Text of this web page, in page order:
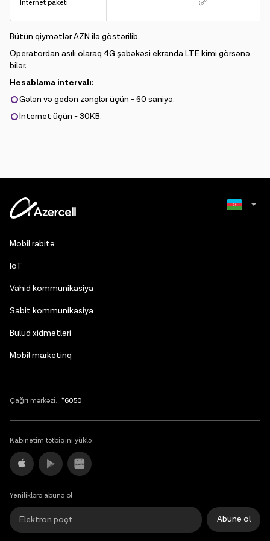
İnternet paketi ✅
Bütün qiymətlər AZN ilə göstərilib.
Operatordan asılı olaraq 4G şəbəkəsi ekranda LTE kimi görsənə
bilər.
Hesablama intervalı:
Gələn və gedən zənglər üçün - 60 saniyə.
İnternet üçün - 30KB.
Mobil rabitə
IoT
Vahid kommunikasiya
Sabit kommunikasiya
Bulud xidmətləri
Mobil marketinq
Çağrı mərkəzi: *6050
Kabinetim tətbiqini yüklə
Yeniliklərə abunə ol
Abunə ol